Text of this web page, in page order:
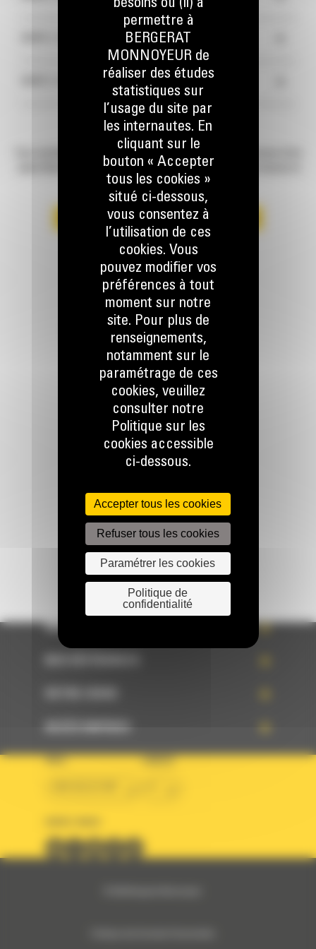
SCOPE 2 : ÉMISSIONS INDIRECTES
Vous souhaitez connaitre toutes les solutions que Bergerat Monnoyeur et les
autres filiales du groupe Monnoyeur peuvent vous apporter pour mesurer et
baisser vos émissions de CO2 ?
TÉLÉCHARGEZ LE GUIDE DE LA DÉCARBONATION
RESTONS EN CONTACT
Appelez-nous
078 157 767
Écrivez-nous
ENVOYER LA DEMANDE
WHAT’S NEW?
PAYS LANGUE
besoins ou (ii) à
permettre à
BERGERAT
MONNOYEUR de
réaliser des études
statistiques sur
l’usage du site par
les internautes. En
cliquant sur le
bouton « Accepter
tous les cookies »
situé ci-dessous,
vous consentez à
l’utilisation de ces
cookies. Vous
pouvez modifier vos
préférences à tout
moment sur notre
site. Pour plus de
renseignements,
notamment sur le
paramétrage de ces
cookies, veuillez
consulter notre
Politique sur les
cookies accessible
ci-dessous.
Accepter tous les cookies
Refuser tous les cookies
Paramétrer les cookies
Politique de
confidentialité